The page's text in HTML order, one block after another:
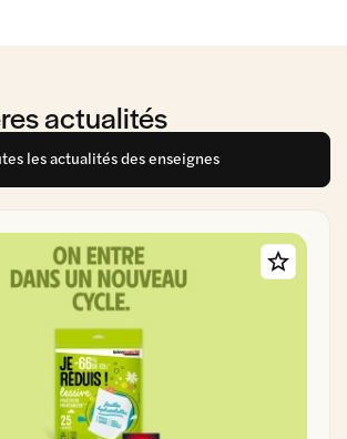
actualités
les actualités des enseignes